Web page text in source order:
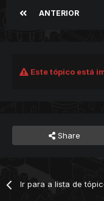
ANTERIOR
Este tópico está
Share
Ir para a lista de